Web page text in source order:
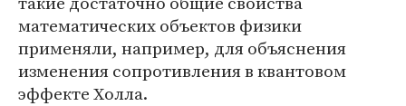
математических объектов физики
применяли, например, для объяснения
изменения сопротивления в квантовом
эффекте Холла.